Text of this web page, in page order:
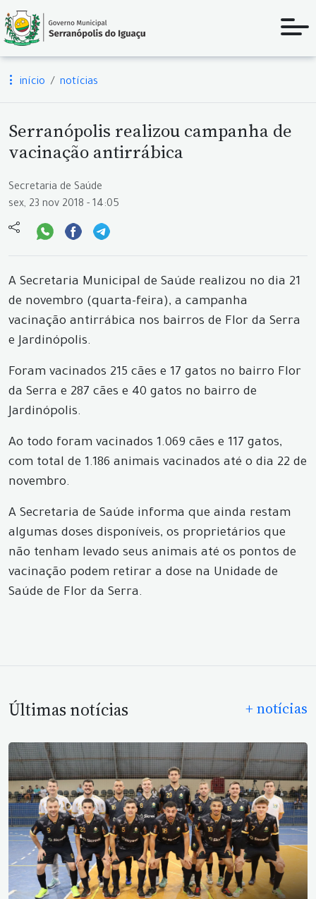
início notícias
Serranópolis realizou campanha de
vacinação antirrábica
Secretaria de Saúde
sex, 23 nov 2018 - 14:05
A Secretaria Municipal de Saúde realizou no dia 21
de novembro (quarta-feira), a campanha
vacinação antirrábica nos bairros de Flor da Serra
e Jardinópolis.
Foram vacinados 215 cães e 17 gatos no bairro Flor
da Serra e 287 cães e 40 gatos no bairro de
Jardinópolis.
Ao todo foram vacinados 1.069 cães e 117 gatos,
com total de 1.186 animais vacinados até o dia 22 de
novembro.
A Secretaria de Saúde informa que ainda restam
algumas doses disponíveis, os proprietários que
não tenham levado seus animais até os pontos de
vacinação podem retirar a dose na Unidade de
Saúde de Flor da Serra.
Últimas notícias + notícias